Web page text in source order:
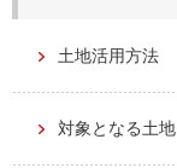
土地活用方法
対象となる土地